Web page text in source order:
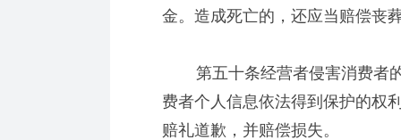
金。造成死亡的，还应当赔偿丧
第五十条经营者侵害消费者的
费者个人信息依法得到保护的权
赔礼道歉，并赔偿损失。